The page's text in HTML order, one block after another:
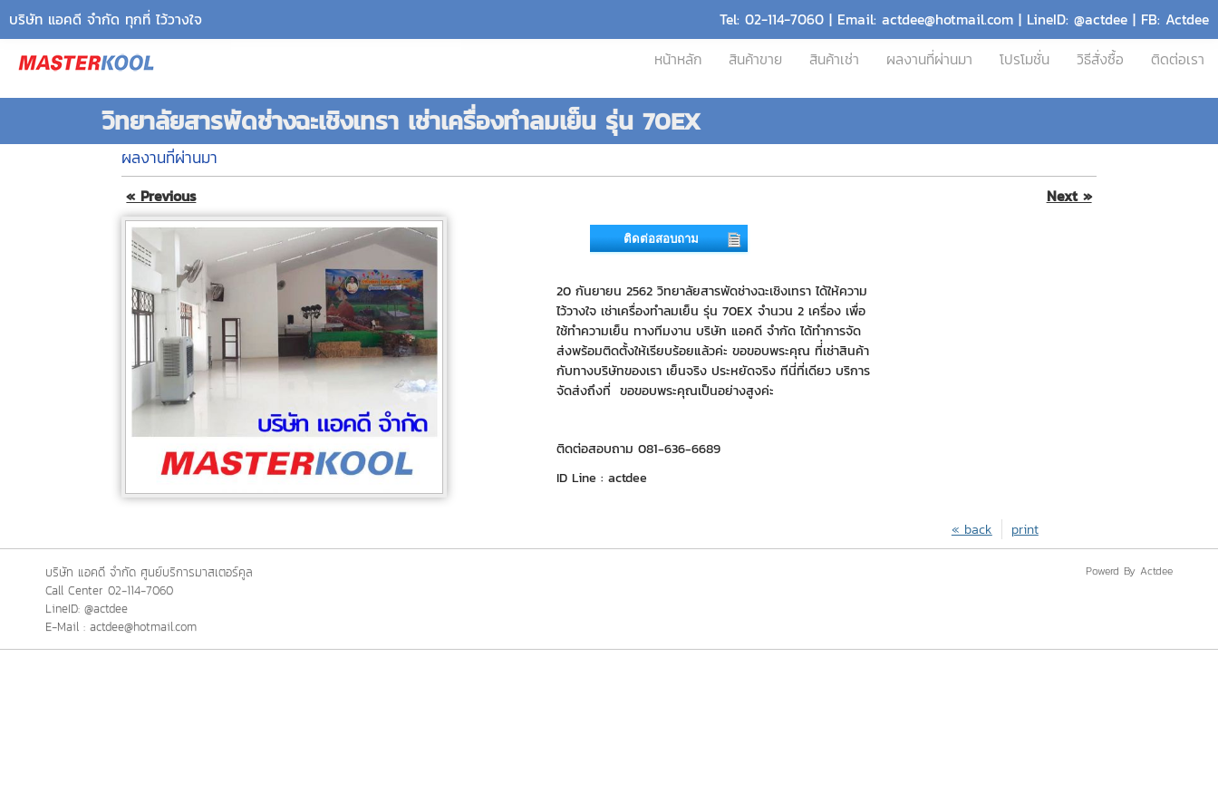
บริษัท แอคดี จำกัด ทุกที่ ไว้วางใจ
Tel: 02-114-7060 | Email: actdee@hotmail.com | LineID: @actdee | FB: Actdee
หน้าหลัก
สินค้าขาย สินค้าเช่า ผลงานที่ผ่านมา โปรโมชั่น วิธีสั่งซื้อ ติดต่อเรา
วิทยาลัยสารพัดช่างฉะเชิงเทรา เช่าเครื่องทำลมเย็น รุ่น 70EX
ผลงานที่ผ่านมา
« Previous Next »
20 กันยายน 2562 วิทยาลัยสารพัดช่างฉะเชิงเทรา ได้ให้ความ
ไว้วางใจ เช่าเครื่องทำลมเย็น รุ่น 70EX จำนวน 2 เครื่อง เพื่อ
ใช้ทำความเย็น ทางทีมงาน บริษัท แอคดี จำกัด ได้ทำการจัด
ส่งพร้อมติดตั้งให้เรียบร้อยแล้วค่ะ ขอขอบพระคุณ ที่่เช่าสินค้า
กับทางบริษัทของเรา เย็นจริง ประหยัดจริง ทีนี่ที่เดียว บริการ
จัดส่งถึงที่ ขอขอบพระคุณเป็นอย่างสูงค่ะ
ติดต่อสอบถาม 081-636-6689
ID Line : actdee
print
« back
บริษัท แอคดี จำกัด ศูนย์บริการมาสเตอร์คูล
Call Center 02-114-7060
LineID: @actdee
E-Mail : actdee@hotmail.com
Powerd By Actdee